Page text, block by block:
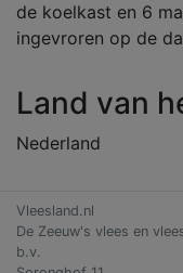
de koelkast en 6
ingevroren op de
Land van
Nederland
Vleesland.nl
De Zeeuw's vlees en
b.v.